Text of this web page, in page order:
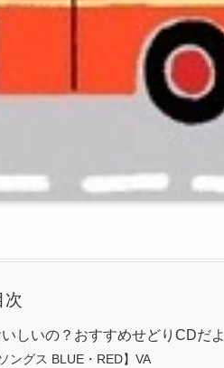
次
しいの？おすすめせどりCDだよ
ングス BLUE・RED】VA